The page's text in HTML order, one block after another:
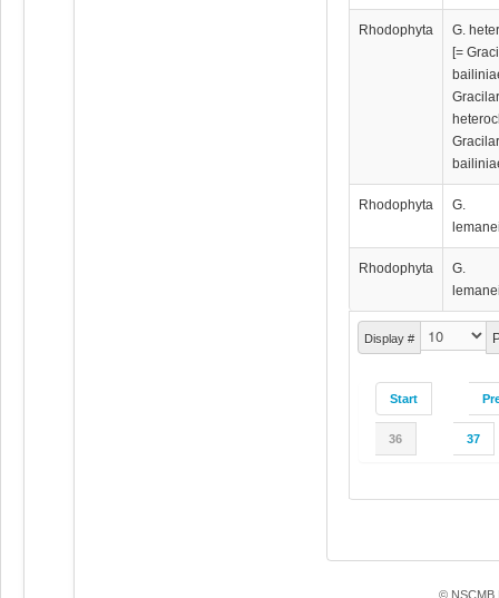
Display #
Start
36 37
Rhodophyta
G.
[=
Rhodophyta
G.
Rhodophyta
G.
© NSCMB